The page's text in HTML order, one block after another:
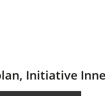
Initiative